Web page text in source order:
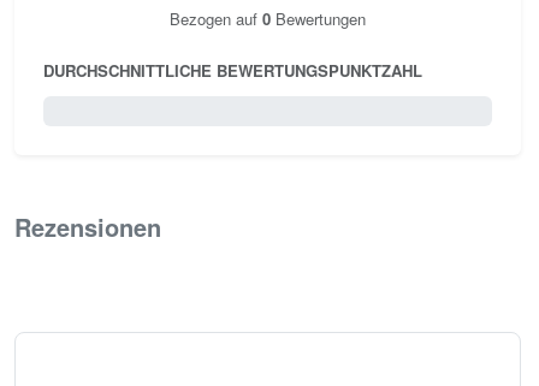
Bezogen auf 0 Bewertungen
DURCHSCHNITTLICHE BEWERTUNGSPUNKTZAHL
Rezensionen